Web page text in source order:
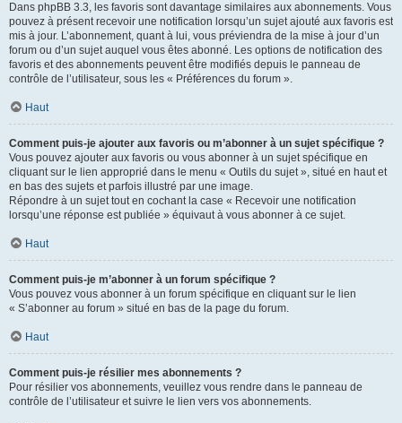
Dans phpBB 3.3, les favoris sont davantage similaires aux abonnements. Vous
pouvez à présent recevoir une notification lorsqu’un sujet ajouté aux favoris est
mis à jour. L’abonnement, quant à lui, vous préviendra de la mise à jour d’un
forum ou d’un sujet auquel vous êtes abonné. Les options de notification des
favoris et des abonnements peuvent être modifiés depuis le panneau de
contrôle de l’utilisateur, sous les « Préférences du forum ».
Haut
Comment puis-je ajouter aux favoris ou m’abonner à un sujet spécifique ?
Vous pouvez ajouter aux favoris ou vous abonner à un sujet spécifique en
cliquant sur le lien approprié dans le menu « Outils du sujet », situé en haut et
en bas des sujets et parfois illustré par une image.
Répondre à un sujet tout en cochant la case « Recevoir une notification
lorsqu’une réponse est publiée » équivaut à vous abonner à ce sujet.
Haut
Comment puis-je m’abonner à un forum spécifique ?
Vous pouvez vous abonner à un forum spécifique en cliquant sur le lien
« S’abonner au forum » situé en bas de la page du forum.
Haut
Comment puis-je résilier mes abonnements ?
Pour résilier vos abonnements, veuillez vous rendre dans le panneau de
contrôle de l’utilisateur et suivre le lien vers vos abonnements.